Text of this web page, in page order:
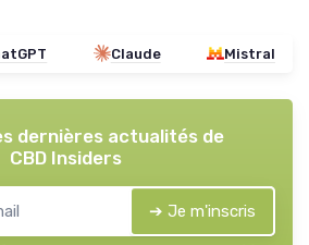
Claude Mistral
dernières actualités de
CBD Insiders
➔ Je m'inscris